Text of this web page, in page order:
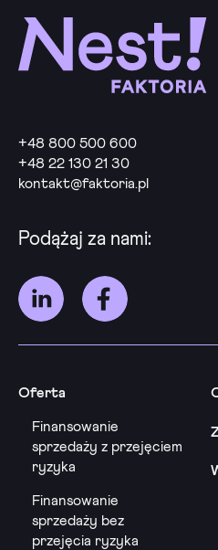
+48 800 500 600
+48 22 130 21 30
kontakt@faktoria.pl
Podążaj za nami:
Oferta
Finansowanie
sprzedaży z przejęciem
ryzyka
Finansowanie
sprzedaży bez
przejęcia ryzyka